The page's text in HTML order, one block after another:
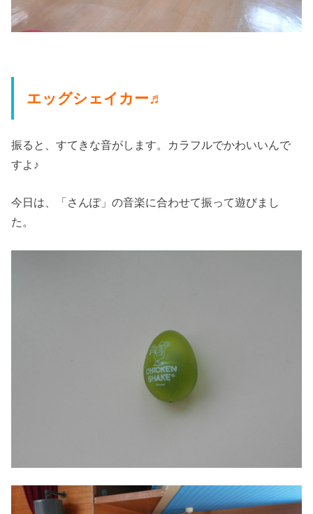
エッグシェイカー♬
振ると、すてきな音がします。カラフルでかわいいんで
すよ♪
今日は、「さんぽ」の音楽に合わせて振って遊びまし
た。